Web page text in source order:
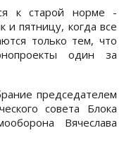
к старой норме -
и пятницу, когда все
только тем, что
один за
председателем
совета Блока
Вячеслава